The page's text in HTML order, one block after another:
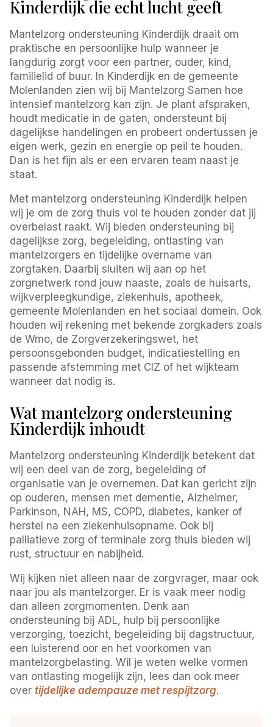
Kinderdijk die echt lucht geeft
Mantelzorg ondersteuning Kinderdijk draait om
praktische en persoonlijke hulp wanneer je
langdurig zorgt voor een partner, ouder, kind,
familielid of buur. In Kinderdijk en de gemeente
Molenlanden zien wij bij Mantelzorg Samen hoe
intensief mantelzorg kan zijn. Je plant afspraken,
houdt medicatie in de gaten, ondersteunt bij
dagelijkse handelingen en probeert ondertussen je
eigen werk, gezin en energie op peil te houden.
Dan is het fijn als er een ervaren team naast je
staat.
Met mantelzorg ondersteuning Kinderdijk helpen
wij je om de zorg thuis vol te houden zonder dat jij
overbelast raakt. Wij bieden ondersteuning bij
dagelijkse zorg, begeleiding, ontlasting van
mantelzorgers en tijdelijke overname van
zorgtaken. Daarbij sluiten wij aan op het
zorgnetwerk rond jouw naaste, zoals de huisarts,
wijkverpleegkundige, ziekenhuis, apotheek,
gemeente Molenlanden en het sociaal domein. Ook
houden wij rekening met bekende zorgkaders zoals
de Wmo, de Zorgverzekeringswet, het
persoonsgebonden budget, indicatiestelling en
passende afstemming met CIZ of het wijkteam
wanneer dat nodig is.
Wat mantelzorg ondersteuning
Kinderdijk inhoudt
Mantelzorg ondersteuning Kinderdijk betekent dat
wij een deel van de zorg, begeleiding of
organisatie van je overnemen. Dat kan gericht zijn
op ouderen, mensen met dementie, Alzheimer,
Parkinson, NAH, MS, COPD, diabetes, kanker of
herstel na een ziekenhuisopname. Ook bij
palliatieve zorg of terminale zorg thuis bieden wij
rust, structuur en nabijheid.
Wij kijken niet alleen naar de zorgvrager, maar ook
naar jou als mantelzorger. Er is vaak meer nodig
dan alleen zorgmomenten. Denk aan
ondersteuning bij ADL, hulp bij persoonlijke
verzorging, toezicht, begeleiding bij dagstructuur,
een luisterend oor en het voorkomen van
mantelzorgbelasting. Wil je weten welke vormen
van ontlasting mogelijk zijn, lees dan ook meer
overtijdelijke adempauze met respijtzorg.